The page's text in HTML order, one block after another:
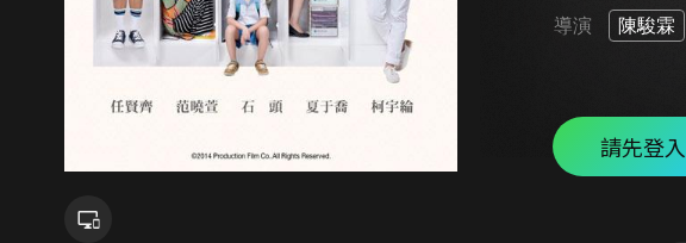
導演 陳駿霖
請先登入